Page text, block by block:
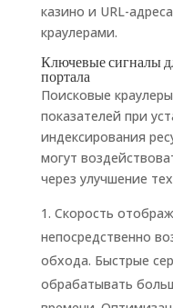
казино и URL-
краулерами.
Ключевые сигналы
портала
Поисковые
показателей при
индексирования
могут
через улучшение
Скорость
непосредственно
обхода. Быстрые
обрабатывать